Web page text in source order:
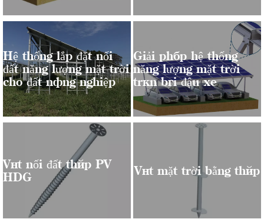
Hệ thống lắp đặt nối
đất năng lượng mặt trời
cho đất nông nghiệp
Giải pháp hệ thống
năng lượng mặt trời
trên bãi đậu xe
Vít nối đất thép PV
HDG
Vít mặt trời bằng thép